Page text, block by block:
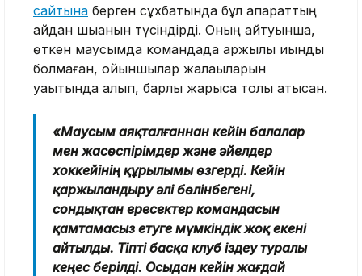
сайтына берген сұхбатында бұл ақпараттың
қайдан шыққанын түсіндірді. Оның айтуынша,
өткен маусымда командада қаржылық қиындық
болмаған, ойыншылар жалақыларын
уақытында алып, барлық жарысқа толық қатысқан.
«Маусым аяқталғаннан кейін балалар
мен жасөспірімдер және әйелдер
хоккейінің құрылымы өзгерді. Кейін
қаржыландыру әлі бөлінбегені,
сондықтан ересектер командасын
қамтамасыз етуге мүмкіндік жоқ екені
айтылды. Тіпті басқа клуб іздеу туралы
кеңес берілді. Осыдан кейін жағдай